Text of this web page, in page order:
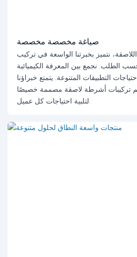
صياغة مخصصة مخصصة
نتميز بخبرتنا الواسعة في تركيب
الطلب. نجمع بين المعرفة الكيميائية
التطبيقات المتنوعة. يتمتع خبراؤنا
تركيبات أشرطة لاصقة مصممة خصيصًا
لتلبية احتياجات كل عميل.